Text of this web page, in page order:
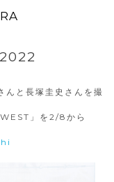
と長塚圭史さんを撮
」を2/8から